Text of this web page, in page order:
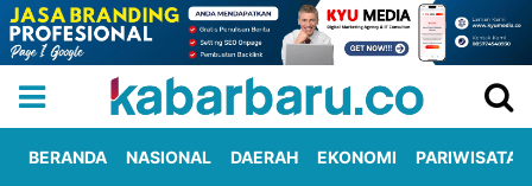
BERANDA NASIONAL DAERAH EKONOMI PARIWISATA